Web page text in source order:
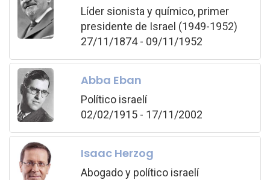
Líder sionista y químico, primer
presidente de Israel (1949-1952)
27/11/1874 - 09/11/1952
Abba Eban
Político israelí
02/02/1915 - 17/11/2002
Isaac Herzog
Abogado y político israelí